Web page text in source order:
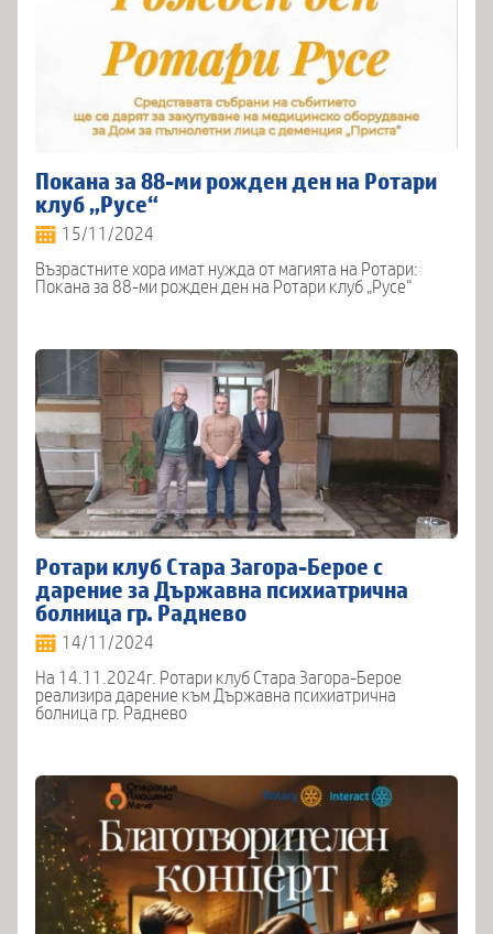
Покана за 88-ми рожден ден на Ротари
клуб „Русе“
15/11/2024
Възрастните хора имат нужда от магията на Ротари:
Покана за 88-ми рожден ден на Ротари клуб „Русе“
Ротари клуб Стара Загора-Берое с
дарение за Държавна психиатрична
болница гр. Раднево
14/11/2024
На 14.11.2024г. Ротари клуб Стара Загора-Берое
реализира дарение към Държавна психиатрична
болница гр. Раднево